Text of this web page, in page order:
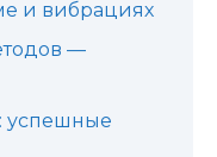
и вибрациях
—
успешные